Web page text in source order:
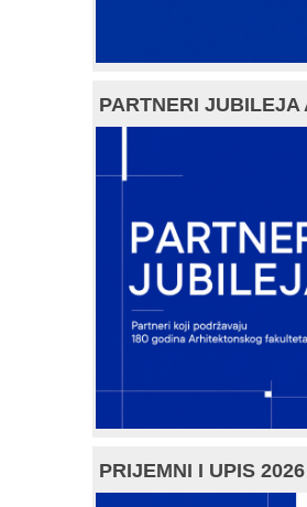
PARTNERI JUBILEJA
PRIJEMNI I UPIS 2026